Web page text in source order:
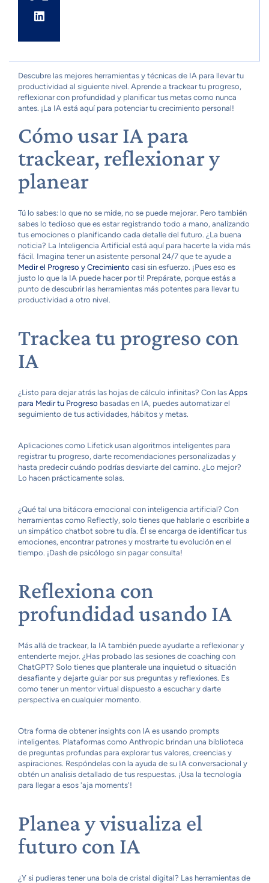
Descubre las mejores herramientas y técnicas de IA para llevar tu
productividad al siguiente nivel. Aprende a trackear tu progreso,
reflexionar con profundidad y planificar tus metas como nunca
antes. ¡La IA está aquí para potenciar tu crecimiento personal!
Cómo usar IA para
trackear, reflexionar y
planear
Tú lo sabes: lo que no se mide, no se puede mejorar. Pero también
sabes lo tedioso que es estar registrando todo a mano, analizando
tus emociones o planificando cada detalle del futuro. ¿La buena
noticia? La Inteligencia Artificial está aquí para hacerte la vida más
fácil. Imagina tener un asistente personal 24/7 que te ayude a
Medir el Progreso y Crecimiento casi sin esfuerzo. ¡Pues eso es
justo lo que la IA puede hacer por ti! Prepárate, porque estás a
punto de descubrir las herramientas más potentes para llevar tu
productividad a otro nivel.
Trackea tu progreso con
IA
¿Listo para dejar atrás las hojas de cálculo infinitas? Con las Apps
para Medir tu Progreso basadas en IA, puedes automatizar el
seguimiento de tus actividades, hábitos y metas.
Aplicaciones como Lifetick usan algoritmos inteligentes para
registrar tu progreso, darte recomendaciones personalizadas y
hasta predecir cuándo podrías desviarte del camino. ¿Lo mejor?
Lo hacen prácticamente solas.
¿Qué tal una bitácora emocional con inteligencia artificial? Con
herramientas como Reflectly, solo tienes que hablarle o escribirle a
un simpático chatbot sobre tu día. Él se encarga de identificar tus
emociones, encontrar patrones y mostrarte tu evolución en el
tiempo. ¡Dash de psicólogo sin pagar consulta!
Reflexiona con
profundidad usando IA
Más allá de trackear, la IA también puede ayudarte a reflexionar y
entenderte mejor. ¿Has probado las sesiones de coaching con
ChatGPT? Solo tienes que planterale una inquietud o situación
desafiante y dejarte guiar por sus preguntas y reflexiones. Es
como tener un mentor virtual dispuesto a escuchar y darte
perspectiva en cualquier momento.
Otra forma de obtener insights con IA es usando prompts
inteligentes. Plataformas como Anthropic brindan una biblioteca
de preguntas profundas para explorar tus valores, creencias y
aspiraciones. Respóndelas con la ayuda de su IA conversacional y
obtén un analisis detallado de tus respuestas. ¡Usa la tecnología
para llegar a esos 'aja moments'!
Planea y visualiza el
futuro con IA
¿Y si pudieras tener una bola de cristal digital? Las herramientas de